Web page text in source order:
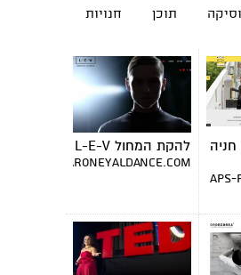
תוכן חנויות
להקת המחול L-E-V
www.sharoneyaldance.com